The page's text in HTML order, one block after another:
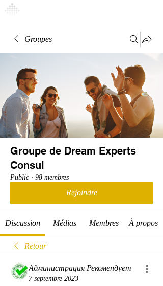
Groupes
Groupe de Dream Experts
Consul
Public · 98 membres
Rejoindre
Discussion Médias Membres À propos
Retour
Администрация Рекомендует
7 septembre 2023